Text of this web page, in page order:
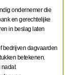
ondernemer die
en gerechtelijke
in beslag laten
bedrijven dagvaarden
betekenen.
nadat